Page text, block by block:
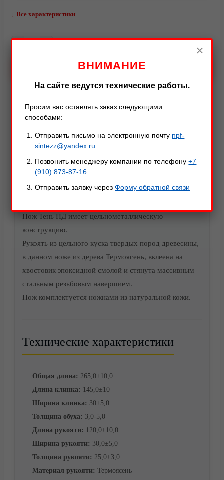
Видео
↓ Все характеристики
В КОРЗИНУ
Описание товара
Примечание: Травмоопасная рукоять – отсутствуют
Нож Тень НД имеет цельнометаллическую
конструкцию.
Рукоять из цельного куска твердых пород древесины,
в данном ноже из дерева Термоясень, вклеена на
хвостовик эпоксидной смолой и стянута массивным
стальным резьбовым навершием.
Нож комплектуется ножнами из натуральной кожи.
Технические характеристики
Общая длина: 265,0±10,0
Длина клинка: 145,0±10
Ширина клинка: 30±5,0
Толщина обуха: 3,0-5,0
Длина рукояти: 120,0±10,0
Ширина рукояти: 30,0±5,0
Толщина рукояти: 25,0±3,0
Материал рукояти: Термоясень
×
ВНИМАНИЕ
На сайте ведутся технические работы.
Просим вас оставлять заказ следующими
способами:
Отправить письмо на электронную почту npf-
sintezz@yandex.ru
Позвонить менеджеру компании по телефону+7
(910) 873-87-16
Отправить заявку черезФорму обратной связи